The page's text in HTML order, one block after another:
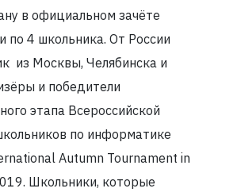
в официальном зачёте
по 4 школьника. От России
из Москвы, Челябинска и
и победители
этапа Всероссийской
по информатике
Autumn Tournament in
Школьники, которые